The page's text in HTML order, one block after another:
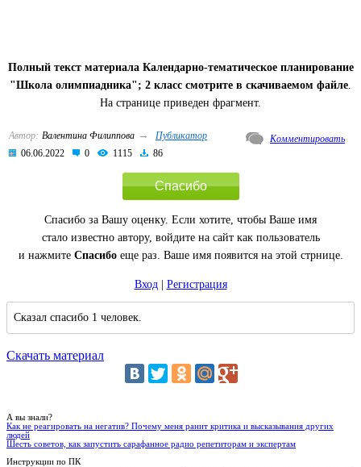
Полный текст материала Календарно-тематическое планирование
"Школа олимпиадника"; 2 класс смотрите в скачиваемом файле
На странице приведен фрагмент.
Автор: Валентина Филиппова →
Публикатор
06.06.2022
0 1115 86
Комментировать
Спасибо
Спасибо за Вашу оценку. Если хотите, чтобы Ваше имя
стало известно автору, войдите на сайт как пользователь
и нажмите Спасибоеще раз. Ваше имя появится на этой стрнице.
Вход| Регистрация
Сказал спасибо 1 человек.
Скачать материал
А вы знали?
Как не реагировать на негатив? Почему меня ранит критика и высказывания других
людей
Шесть советов, как запустить сарафанное радио репетиторам и экспертам
Инструкции по ПК